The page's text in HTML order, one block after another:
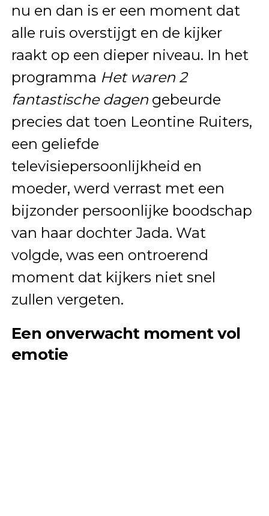
nu en dan is er een moment dat
alle ruis overstijgt en de kijker
raakt op een dieper niveau. In het
programma Het waren 2
fantastische dagengebeurde
precies dat toen Leontine Ruiters,
een geliefde
televisiepersoonlijkheid en
moeder, werd verrast met een
bijzonder persoonlijke boodschap
van haar dochter Jada. Wat
volgde, was een ontroerend
moment dat kijkers niet snel
zullen vergeten.
Een onverwacht moment vol
emotie